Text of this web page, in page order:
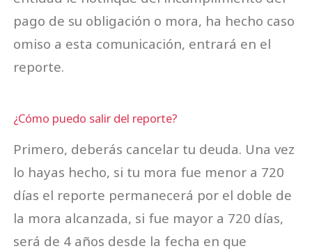
pago de su obligación o mora, ha hecho caso
omiso a esta comunicación, entrará en el
reporte.
¿Cómo puedo salir del reporte?
Primero, deberás cancelar tu deuda. Una vez
lo hayas hecho, si tu mora fue menor a 720
días el reporte permanecerá por el doble de
la mora alcanzada, si fue mayor a 720 días,
será de 4 años desde la fecha en que